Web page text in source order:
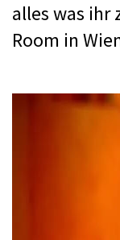
alles was ihr
Room in